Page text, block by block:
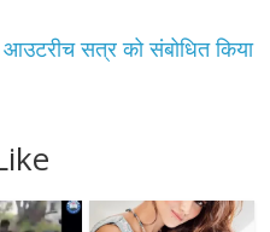
सत्र को संबोधित किया